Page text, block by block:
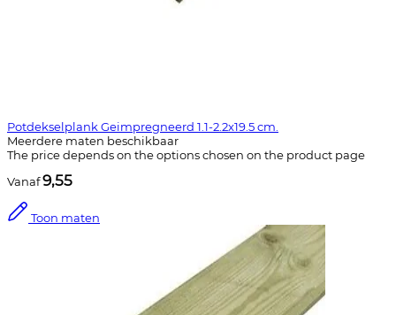
Potdekselplank Geimpregneerd 1.1-2.2x19.5 cm.
Meerdere maten beschikbaar
The price depends on the options chosen on the product page
Vanaf9,55
Toon maten